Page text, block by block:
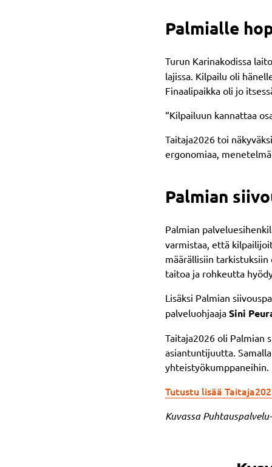
Palmialle
Turun Karinakodissa
lajissa. Kilpailu oli
Finaalipaikka oli jo
“Kilpailuun kannattaa
Taitaja2026 toi
ergonomiaa,
Palmian
Palmian
varmistaa, että
määrällisiin
taitoa ja rohkeutta
Lisäksi Palmian
palveluohjaaja Sini
Taitaja2026 oli Palmian
asiantuntijuutta.
yhteistyökumppaneihin.
Tutustu lisää
Kuvassa